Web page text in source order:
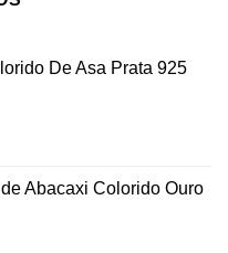
De Asa Prata 925
Abacaxi Colorido Ouro